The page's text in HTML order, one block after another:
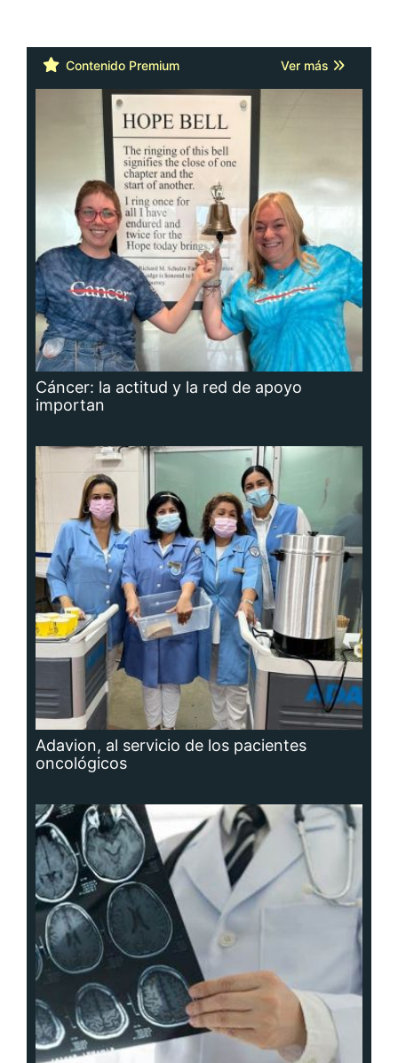
Contenido Premium Ver más
Cáncer: la actitud y la red de apoyo
importan
Adavion, al servicio de los pacientes
oncológicos